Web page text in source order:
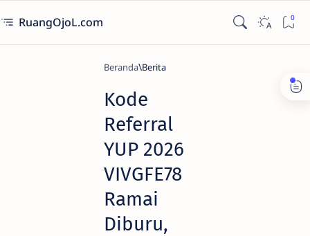
RuangOjoL.com
Beranda Berita
Kode
Referral
YUP 2026
VIVGFE78
Ramai
Diburu,